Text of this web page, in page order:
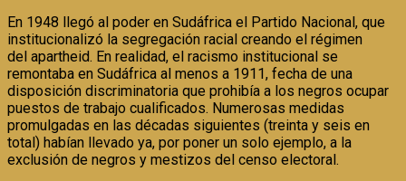
En 1948 llegó al poder en Sudáfrica el Partido Nacional, que
institucionalizó la segregación racial creando el régimen
del apartheid. En realidad, el racismo institucional se
remontaba en Sudáfrica al menos a 1911, fecha de una
disposición discriminatoria que prohibía a los negros ocupar
puestos de trabajo cualificados. Numerosas medidas
promulgadas en las décadas siguientes (treinta y seis en
total) habían llevado ya, por poner un solo ejemplo, a la
exclusión de negros y mestizos del censo electoral.